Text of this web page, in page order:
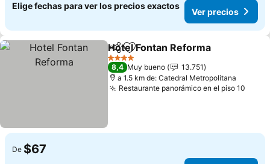
Elige fechas para ver los precios exactos
Ver precios
CompartirAgregar a favoritos
Hotel Fontan Reforma
4 Estrellas
8,4 Muy bueno
13.751
a 1.5 km de: Catedral Metropolitana
Restaurante panorámico en el piso 10
De $67